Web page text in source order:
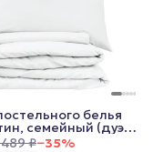
489 ₽−35%
белья
семейный (дуэт),
см, белый